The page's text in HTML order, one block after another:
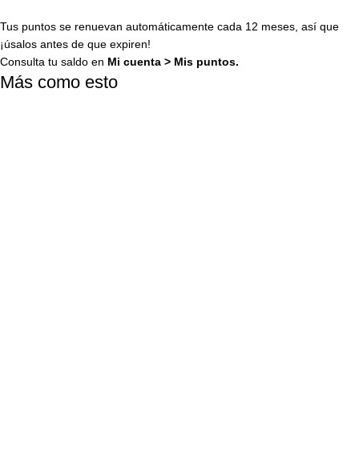
Tus puntos se renuevan automáticamente cada 12 meses, así que
¡úsalos antes de que expiren!
Consulta tu saldo en Mi cuenta > Mis puntos.
Más como esto